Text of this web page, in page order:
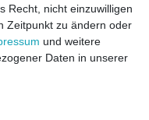
04331 / 4928-910
Recht, nicht einzuwilligen
Zeitpunkt zu ändern oder
und weitere
Daten in unserer